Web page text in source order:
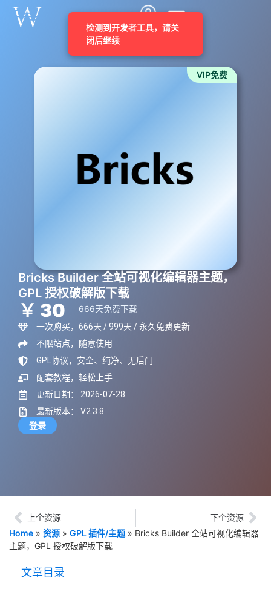
VIP免费
Bricks Builder 全站可视化编辑器主题，
GPL 授权破解版下载
￥ 30 666天免费下载
一次购买，666天 / 999天 / 永久免费更新
不限站点，随意使用
GPL协议，安全、纯净、无后门
配套教程，轻松上手
更新日期： 2026-07-28
最新版本： V2.3.8
登录
上个资源 下个资源
Home » 资源 » GPL 插件/主题 » Bricks Builder 全站可视化编辑器
主题，GPL 授权破解版下载
文章目录